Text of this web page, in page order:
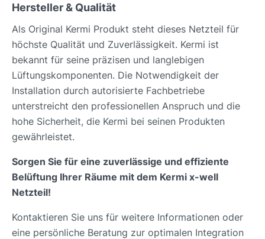
Hersteller & Qualität
Als Original Kermi Produkt steht dieses Netzteil für
höchste Qualität und Zuverlässigkeit. Kermi ist
bekannt für seine präzisen und langlebigen
Lüftungskomponenten. Die Notwendigkeit der
Installation durch autorisierte Fachbetriebe
unterstreicht den professionellen Anspruch und die
hohe Sicherheit, die Kermi bei seinen Produkten
gewährleistet.
Sorgen Sie für eine zuverlässige und effiziente
Belüftung Ihrer Räume mit dem Kermi x-well
Netzteil!
Kontaktieren Sie uns für weitere Informationen oder
eine persönliche Beratung zur optimalen Integration